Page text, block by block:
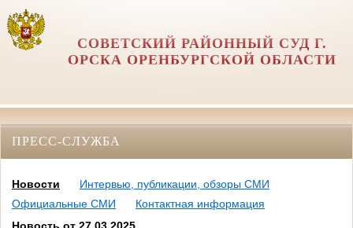
СОВЕТСКИЙ РАЙОННЫЙ СУД Г.
ОРСКА ОРЕНБУРГСКОЙ ОБЛАСТИ
ПРЕСС-СЛУЖБА
Новости
Интервью, публикации, обзоры СМИ
Официальные СМИ
Контактная информация